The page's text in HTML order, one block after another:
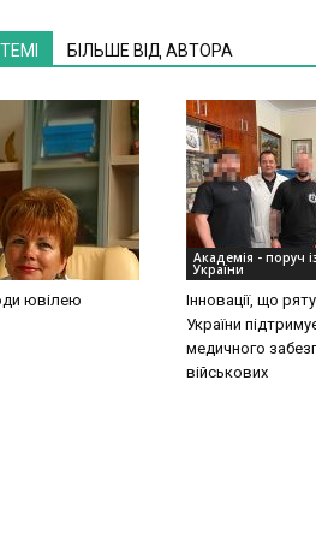
БІЛЬШЕ ВІД АВТОРА
ювілею
Академія - поруч
України
Інновації, що
України
медичного
військових